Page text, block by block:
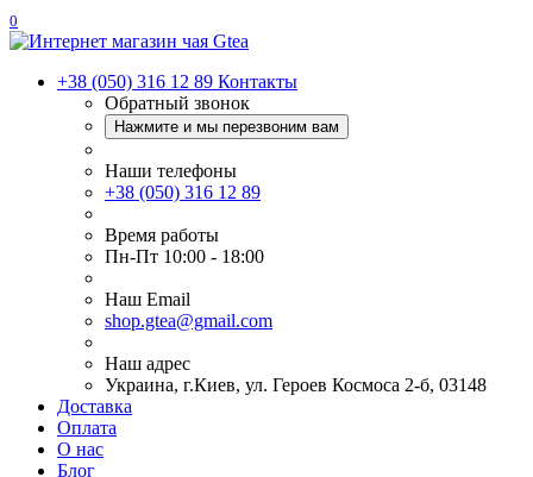
0
+38 (050) 316 12 89 Контакты
Обратный звонок
Нажмите и мы перезвоним вам
Наши телефоны
+38 (050) 316 12 89
Время работы
Пн-Пт 10:00 - 18:00
Наш Еmail
shop.gtea@gmail.com
Наш адрес
Украина, г.Киев, ул. Героев Космоса 2-б, 03148
Доставка
Оплата
О нас
Блог